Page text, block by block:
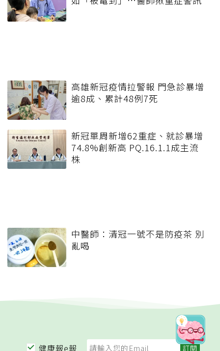
高雄新冠疫情拉警報 門急診暴增
逾8成、累計48例7死
新冠單周新增62重症、就診暴增
74.8%創新高 PQ.16.1.1成主流
株
中醫師：清冠一號不是防疫茶 別
亂喝
健康報e報